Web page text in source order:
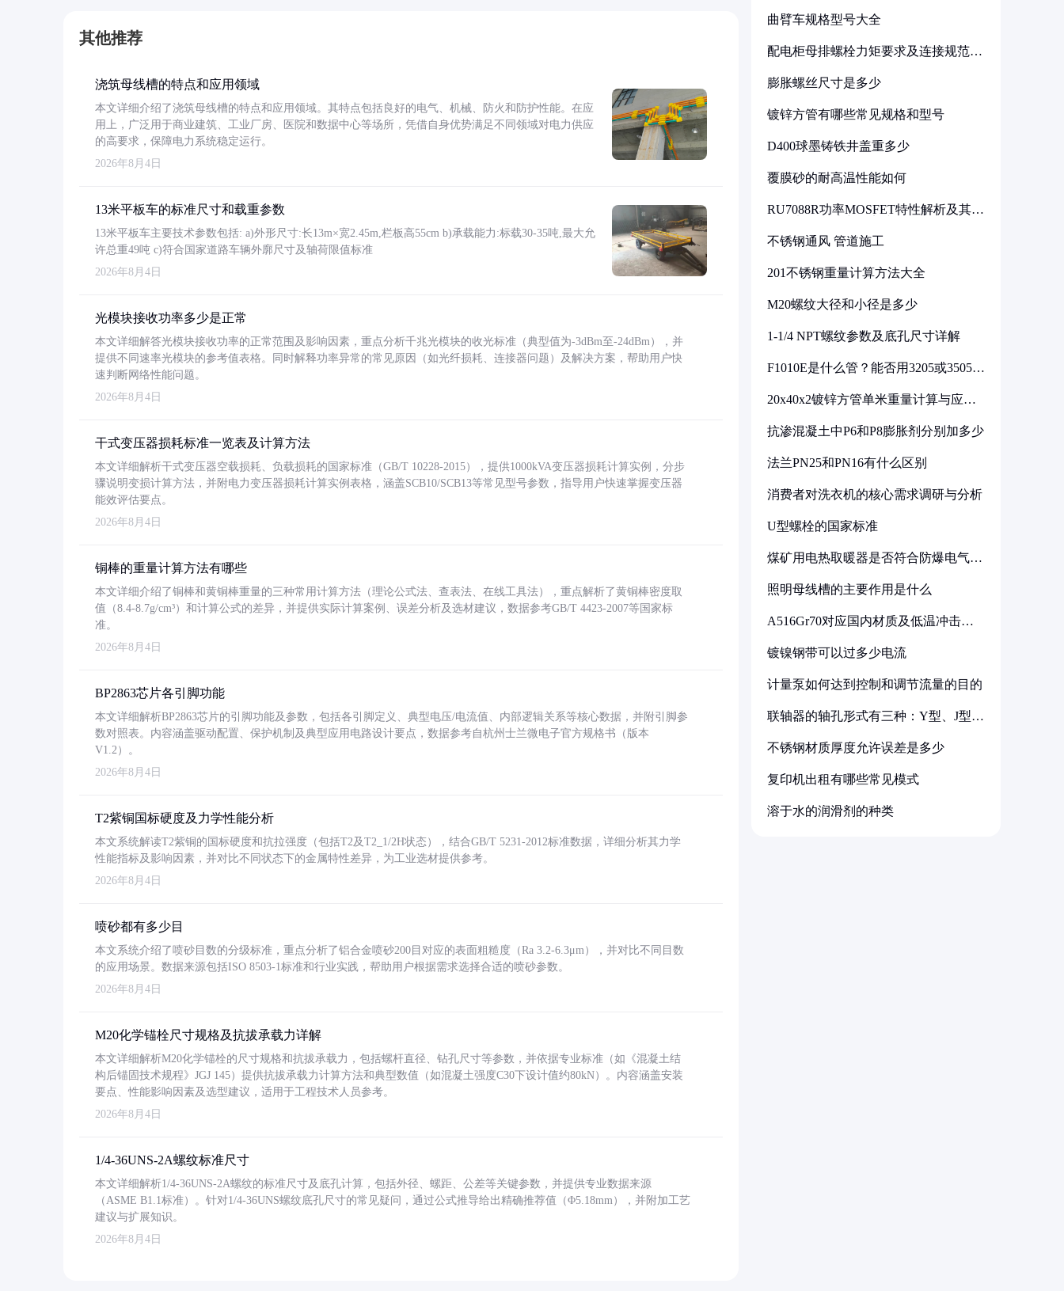
其他推荐
浇筑母线槽的特点和应用领域
本文详细介绍了浇筑母线槽的特点和应用领域。其特点包括良好的电气、机械、防火和防护性能。在应
用上，广泛用于商业建筑、工业厂房、医院和数据中心等场所，凭借自身优势满足不同领域对电力供应
的高要求，保障电力系统稳定运行。
2026年8月4日
13米平板车的标准尺寸和载重参数
13米平板车主要技术参数包括: a)外形尺寸:长13m×宽2.45m,栏板高55cm b)承载能力:标载30-35吨,最大允
许总重49吨 c)符合国家道路车辆外廓尺寸及轴荷限值标准
2026年8月4日
光模块接收功率多少是正常
本文详细解答光模块接收功率的正常范围及影响因素，重点分析千兆光模块的收光标准（典型值为-3dBm至-24dBm），并
提供不同速率光模块的参考值表格。同时解释功率异常的常见原因（如光纤损耗、连接器问题）及解决方案，帮助用户快
速判断网络性能问题。
2026年8月4日
干式变压器损耗标准一览表及计算方法
本文详细解析干式变压器空载损耗、负载损耗的国家标准（GB/T 10228-2015），提供1000kVA变压器损耗计算实例，分步
骤说明变损计算方法，并附电力变压器损耗计算实例表格，涵盖SCB10/SCB13等常见型号参数，指导用户快速掌握变压器
能效评估要点。
2026年8月4日
铜棒的重量计算方法有哪些
本文详细介绍了铜棒和黄铜棒重量的三种常用计算方法（理论公式法、查表法、在线工具法），重点解析了黄铜棒密度取
值（8.4-8.7g/cm³）和计算公式的差异，并提供实际计算案例、误差分析及选材建议，数据参考GB/T 4423-2007等国家标
准。
2026年8月4日
BP2863芯片各引脚功能
本文详细解析BP2863芯片的引脚功能及参数，包括各引脚定义、典型电压/电流值、内部逻辑关系等核心数据，并附引脚参
数对照表。内容涵盖驱动配置、保护机制及典型应用电路设计要点，数据参考自杭州士兰微电子官方规格书（版本
V1.2）。
2026年8月4日
T2紫铜国标硬度及力学性能分析
本文系统解读T2紫铜的国标硬度和抗拉强度（包括T2及T2_1/2H状态），结合GB/T 5231-2012标准数据，详细分析其力学
性能指标及影响因素，并对比不同状态下的金属特性差异，为工业选材提供参考。
2026年8月4日
喷砂都有多少目
本文系统介绍了喷砂目数的分级标准，重点分析了铝合金喷砂200目对应的表面粗糙度（Ra 3.2-6.3μm），并对比不同目数
的应用场景。数据来源包括ISO 8503-1标准和行业实践，帮助用户根据需求选择合适的喷砂参数。
2026年8月4日
M20化学锚栓尺寸规格及抗拔承载力详解
本文详细解析M20化学锚栓的尺寸规格和抗拔承载力，包括螺杆直径、钻孔尺寸等参数，并依据专业标准（如《混凝土结
构后锚固技术规程》JGJ 145）提供抗拔承载力计算方法和典型数值（如混凝土强度C30下设计值约80kN）。内容涵盖安装
要点、性能影响因素及选型建议，适用于工程技术人员参考。
2026年8月4日
1/4-36UNS-2A螺纹标准尺寸
本文详细解析1/4-36UNS-2A螺纹的标准尺寸及底孔计算，包括外径、螺距、公差等关键参数，并提供专业数据来源
（ASME B1.1标准）。针对1/4-36UNS螺纹底孔尺寸的常见疑问，通过公式推导给出精确推荐值（Φ5.18mm），并附加工艺
建议与扩展知识。
2026年8月4日
曲臂车规格型号大全
配电柜母排螺栓力矩要求及连接规范详
膨胀螺丝尺寸是多少
镀锌方管有哪些常见规格和型号
D400球墨铸铁井盖重多少
覆膜砂的耐高温性能如何
RU7088R功率MOSFET特性解析及其在
不锈钢通风 管道施工
201不锈钢重量计算方法大全
M20螺纹大径和小径是多少
1-1/4 NPT螺纹参数及底孔尺寸详解
F1010E是什么管？能否用3205或3505代
20x40x2镀锌方管单米重量计算与应用
抗渗混凝土中P6和P8膨胀剂分别加多少
法兰PN25和PN16有什么区别
消费者对洗衣机的核心需求调研与分析
U型螺栓的国家标准
煤矿用电热取暖器是否符合防爆电气设
照明母线槽的主要作用是什么
A516Gr70对应国内材质及低温冲击要
镀镍钢带可以过多少电流
计量泵如何达到控制和调节流量的目的
联轴器的轴孔形式有三种：Y型、J型、
不锈钢材质厚度允许误差是多少
复印机出租有哪些常见模式
溶于水的润滑剂的种类